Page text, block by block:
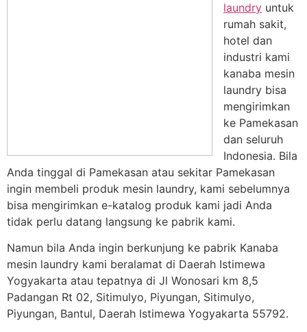
laundry untuk
rumah sakit,
hotel dan
industri kami
kanaba mesin
laundry bisa
mengirimkan
ke Pamekasan
dan seluruh
Indonesia. Bila
Anda tinggal di Pamekasan atau sekitar Pamekasan
ingin membeli produk mesin laundry, kami sebelumnya
bisa mengirimkan e-katalog produk kami jadi Anda
tidak perlu datang langsung ke pabrik kami.
Namun bila Anda ingin berkunjung ke pabrik Kanaba
mesin laundry kami beralamat di Daerah Istimewa
Yogyakarta atau tepatnya di Jl Wonosari km 8,5
Padangan Rt 02, Sitimulyo, Piyungan, Sitimulyo,
Piyungan, Bantul, Daerah Istimewa Yogyakarta 55792.